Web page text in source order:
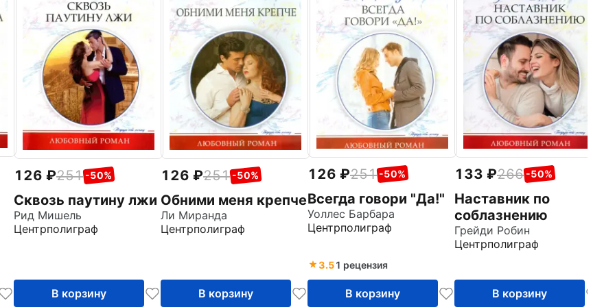
126 251 -50%
Сквозь паутину лжи
Рид Мишель
Центрполиграф
В корзину
126 251 -50%
Обними меня крепче
Ли Миранда
Центрполиграф
В корзину
126 251 -50%
Всегда говори "Да!"
Уоллес Барбара
Центрполиграф
3.51 рецензия
В корзину
133 266 -50%
Наставник по
соблазнению
Грейди Робин
Центрполиграф
В корзину